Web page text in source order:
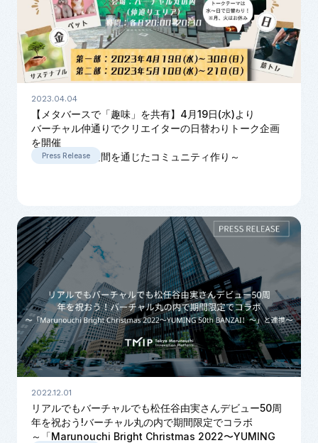
2023.04.04
【メタバースで「趣味」を共有】4月19日(水)より
バーチャル仲通りでクリエイターの日替わりトーク企画
を開催
～バーチャル空間を通じたコミュニティ作り～
Press Release
2022.12.01
リアルでもバーチャルでも松任谷由実さんデビュー50周
年を祝おう!バーチャル丸の内で期間限定でコラボ
～「Marunouchi Bright Christmas 2022〜YUMING